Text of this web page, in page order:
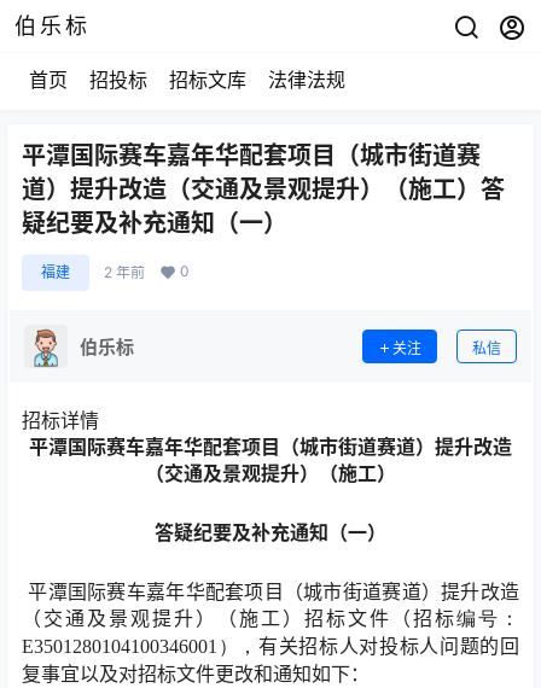
伯乐标
首页 招投标 招标文库 法律法规
平潭国际赛车嘉年华配套项目（城市街道赛
道）提升改造（交通及景观提升）（施工）答
疑纪要及补充通知（一）
福建 2 年前 0
伯乐标 关注 私信
招标详情
平潭国际赛车嘉年华配套项目（城市街道赛道）提升改造
（交通及景观提升）（施工）
答疑纪要及补充通知 （一）
平潭国际赛车嘉年华配套项目（城市街道赛道）提升改造
（交通及景观提升）（施工）招标文件（招标编号：
E3501280104100346001）， 有关招标人对投标人问题的回
复事宜以及对招标文件更改和通知如下：